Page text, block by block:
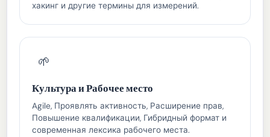
хакинг и другие термины для измерений.
🌱
Культура и Рабочее место
Agile, Проявлять активность, Расширение прав,
Повышение квалификации, Гибридный формат и
современная лексика рабочего места.